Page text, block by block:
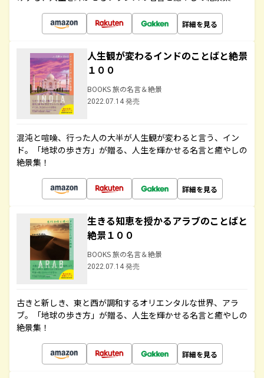
詳細を見る
人生観が変わるインドのことばと絶景
１００
BOOKS 旅の名言＆絶景
2022.07.14 発売
混沌と喧噪、行った人の大半が人生観が変わると言う、イン
ド。「地球の歩き方」が贈る、人生を輝かせる名言と癒やしの
絶景集！
詳細を見る
生きる知恵を授かるアラブのことばと
絶景１００
BOOKS 旅の名言＆絶景
2022.07.14 発売
古きと新しき、東と西が調和するオリエンタルな世界、アラ
ブ。「地球の歩き方」が贈る、人生を輝かせる名言と癒やしの
絶景集！
詳細を見る